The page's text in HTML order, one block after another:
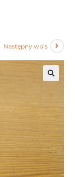
Następny wpis